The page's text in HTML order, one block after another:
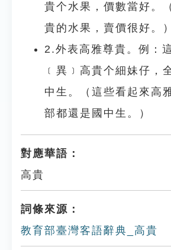
貴个水果，價數當好。
貴的水果，賣價很好。）
2.外表高雅尊貴。例：
﹝異﹞高貴个細妹仔，
中生。（這些看起來高
部都還是國中生。）
對應華語：
高貴
詞條來源：
教育部臺灣客語辭典_高貴